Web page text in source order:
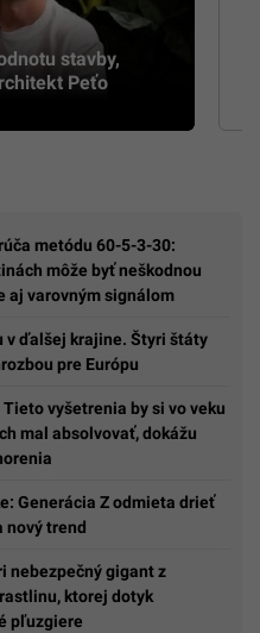
stavby,
Peťo
metódu 60-5-3-30:
môže byť neškodnou
aj varovným signálom
v ďalšej krajine. Štyri štáty
pre Európu
vyšetrenia by si vo veku
mal absolvovať, dokážu
Generácia Z odmieta drieť
nový trend
nebezpečný gigant z
ktorej dotyk
pľuzgiere